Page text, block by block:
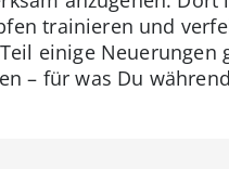
trainieren und
einige
– für was Du